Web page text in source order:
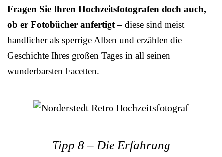
Fragen Sie Ihren Hochzeitsfotografen doch auch,
ob er Fotobücher anfertigt– diese sind meist
handlicher als sperrige Alben und erzählen die
Geschichte Ihres großen Tages in all seinen
wunderbarsten Facetten.
Tipp 8 – Die Erfahrung